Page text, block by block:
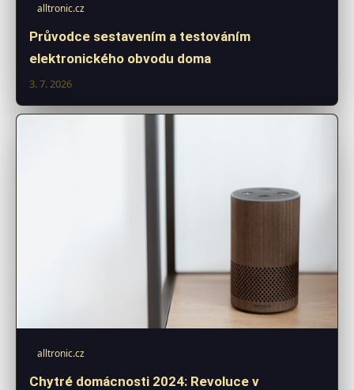
alltronic.cz
Průvodce sestavením a testováním
elektronického obvodu doma
3. 7. 2026
alltronic.cz
Chytré domácnosti 2024: Revoluce v